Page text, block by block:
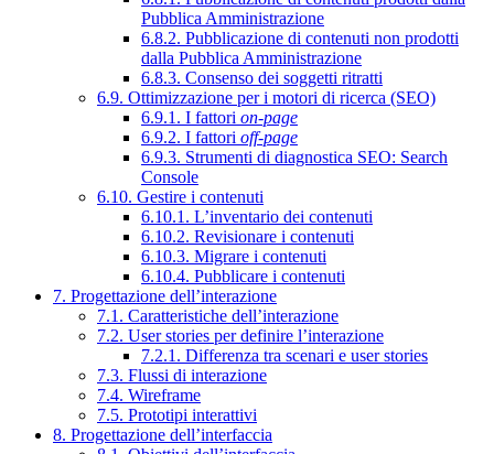
Pubblica Amministrazione
6.8.2. Pubblicazione di contenuti non prodotti
dalla Pubblica Amministrazione
6.8.3. Consenso dei soggetti ritratti
6.9. Ottimizzazione per i motori di ricerca (SEO)
6.9.1. I fattori on-page
6.9.2. I fattori off-page
6.9.3. Strumenti di diagnostica SEO: Search
Console
6.10. Gestire i contenuti
6.10.1. L’inventario dei contenuti
6.10.2. Revisionare i contenuti
6.10.3. Migrare i contenuti
6.10.4. Pubblicare i contenuti
7. Progettazione dell’interazione
7.1. Caratteristiche dell’interazione
7.2. User stories per definire l’interazione
7.2.1. Differenza tra scenari e user stories
7.3. Flussi di interazione
7.4. Wireframe
7.5. Prototipi interattivi
8. Progettazione dell’interfaccia